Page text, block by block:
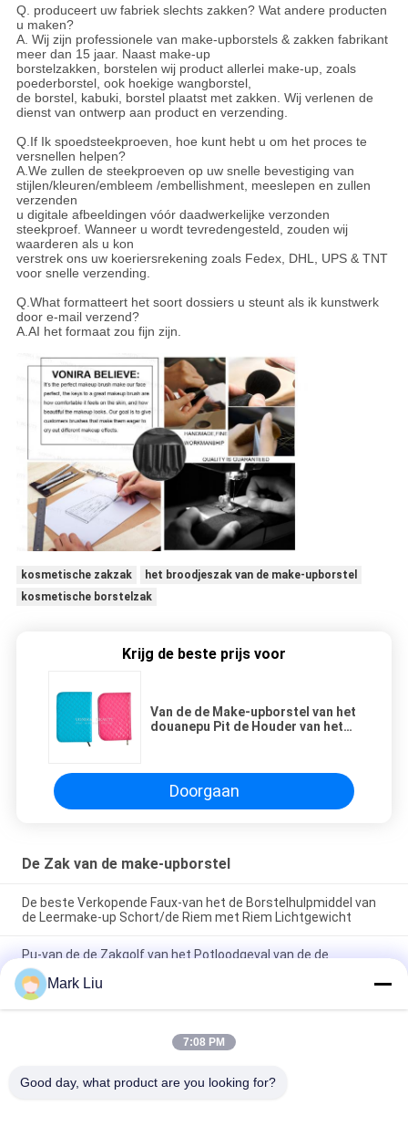
Q. produceert uw fabriek slechts zakken? Wat andere producten
u maken?
A. Wij zijn professionele van make-upborstels & zakken fabrikant
meer dan 15 jaar. Naast make-up
borstelzakken, borstelen wij product allerlei make-up, zoals
poederborstel, ook hoekige wangborstel,
de borstel, kabuki, borstel plaatst met zakken. Wij verlenen de
dienst van ontwerp aan product en verzending.
Q.If Ik spoedsteekproeven, hoe kunt hebt u om het proces te
versnellen helpen?
A.We zullen de steekproeven op uw snelle bevestiging van
stijlen/kleuren/embleem /embellishment, meeslepen en zullen
verzenden
u digitale afbeeldingen vóór daadwerkelijke verzonden
steekproef. Wanneer u wordt tevredengesteld, zouden wij
waarderen als u kon
verstrek ons uw koeriersrekening zoals Fedex, DHL, UPS & TNT
voor snelle verzending.
Q.What formatteert het soort dossiers u steunt als ik kunstwerk
door e-mail verzend?
A.AI het formaat zou fijn zijn.
kosmetische zakzak
het broodjeszak van de make-upborstel
kosmetische borstelzak
Krijg de beste prijs voor
Van de de Make-upborstel van het
douanepu Pit de Houder van het
Doorgaan
De Zak van de make-upborstel
De beste Verkopende Faux-van het de Borstelhulpmiddel van
de Leermake-up Schort/de Riem met Riem Lichtgewicht
Pu-van de de Zakgolf van het Potloodgeval van de de
Streepritssluiting van de de Sluitingsreis van de de Make-
upzak de Kosmetische Houder van de de
Penkantoorbehoeften Leuke
De professionele Toiletry van de het Broodjeszak van de
Make-upborstel Zak van de het Potloodopslag van de
Mark Liu
7:08 PM
Good day, what product are you looking for?